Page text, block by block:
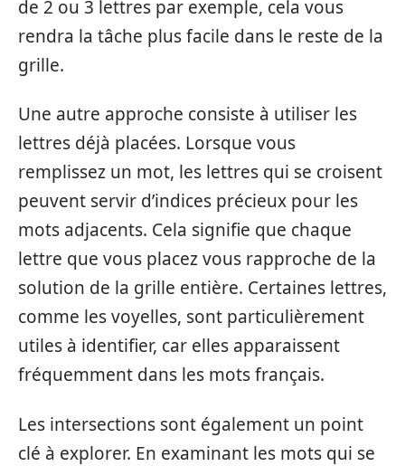
de 2 ou 3 lettres par exemple, cela vous
rendra la tâche plus facile dans le reste de la
grille.
Une autre approche consiste à utiliser les
lettres déjà placées. Lorsque vous
remplissez un mot, les lettres qui se croisent
peuvent servir d’indices précieux pour les
mots adjacents. Cela signifie que chaque
lettre que vous placez vous rapproche de la
solution de la grille entière. Certaines lettres,
comme les voyelles, sont particulièrement
utiles à identifier, car elles apparaissent
fréquemment dans les mots français.
Les intersections sont également un point
clé à explorer. En examinant les mots qui se